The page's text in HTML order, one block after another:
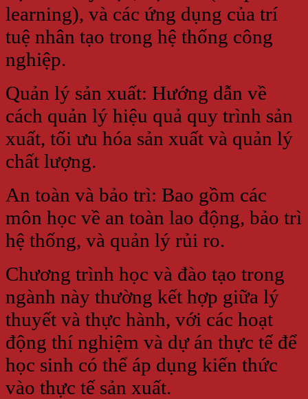
learning), và các ứng dụng của trí
tuệ nhân tạo trong hệ thống công
nghiệp.
Quản lý sản xuất: Hướng dẫn về
cách quản lý hiệu quả quy trình sản
xuất, tối ưu hóa sản xuất và quản lý
chất lượng.
An toàn và bảo trì: Bao gồm các
môn học về an toàn lao động, bảo trì
hệ thống, và quản lý rủi ro.
Chương trình học và đào tạo trong
ngành này thường kết hợp giữa lý
thuyết và thực hành, với các hoạt
động thí nghiệm và dự án thực tế để
học sinh có thể áp dụng kiến thức
vào thực tế sản xuất.